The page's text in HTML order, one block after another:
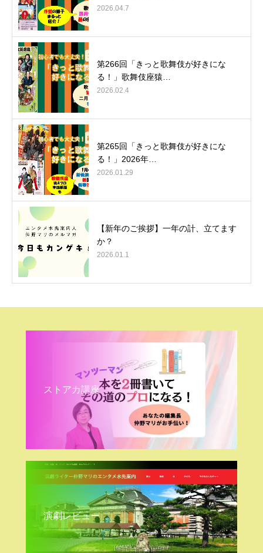
2026.04.7
第266回「きっと歌舞伎が好きにな
る！」歌舞伎座猿…
2026.02.4
第265回「きっと歌舞伎が好きにな
る！」2026年…
2026.01.29
【新年のご挨拶】一年の計、立てます
か？
2026.01.1
ストアカ講座
演劇レビュー